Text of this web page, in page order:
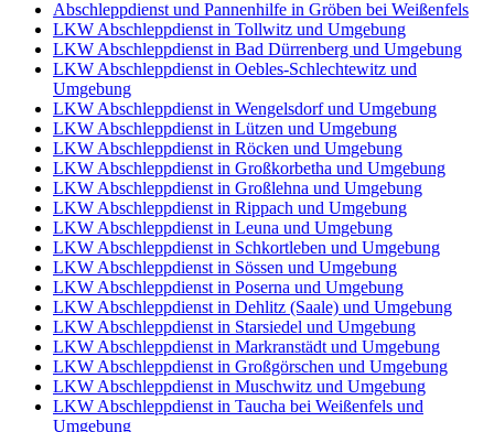
Abschleppdienst und Pannenhilfe in Gröben bei Weißenfels
LKW Abschleppdienst in Tollwitz und Umgebung
LKW Abschleppdienst in Bad Dürrenberg und Umgebung
LKW Abschleppdienst in Oebles-Schlechtewitz und
Umgebung
LKW Abschleppdienst in Wengelsdorf und Umgebung
LKW Abschleppdienst in Lützen und Umgebung
LKW Abschleppdienst in Röcken und Umgebung
LKW Abschleppdienst in Großkorbetha und Umgebung
LKW Abschleppdienst in Großlehna und Umgebung
LKW Abschleppdienst in Rippach und Umgebung
LKW Abschleppdienst in Leuna und Umgebung
LKW Abschleppdienst in Schkortleben und Umgebung
LKW Abschleppdienst in Sössen und Umgebung
LKW Abschleppdienst in Poserna und Umgebung
LKW Abschleppdienst in Dehlitz (Saale) und Umgebung
LKW Abschleppdienst in Starsiedel und Umgebung
LKW Abschleppdienst in Markranstädt und Umgebung
LKW Abschleppdienst in Großgörschen und Umgebung
LKW Abschleppdienst in Muschwitz und Umgebung
LKW Abschleppdienst in Taucha bei Weißenfels und
Umgebung